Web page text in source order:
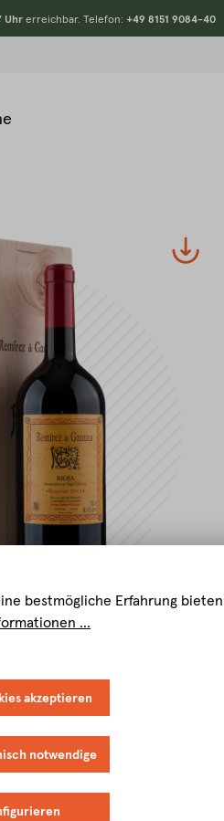
Uhrerreichbar. Telefon: +49 8151 9084-40
#
bestmögliche Erfahrung
...
akzeptieren
notwendige